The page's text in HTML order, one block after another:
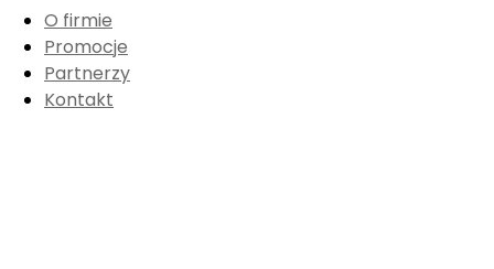
O firmie
Promocje
Partnerzy
Kontakt